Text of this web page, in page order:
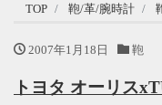
TOP 鞄/革/腕時計
2007年1月18日 鞄
トヨタ オーリス